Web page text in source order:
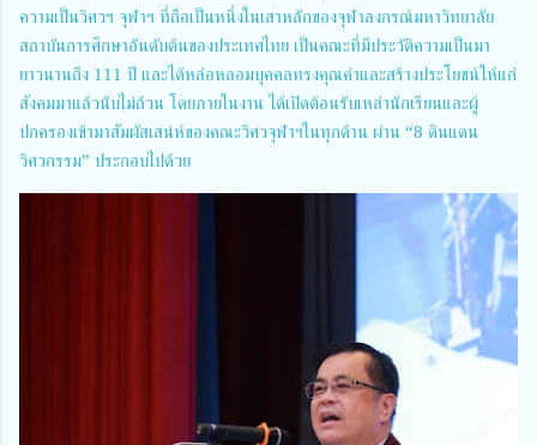
ความเป็นวิศวฯ จุฬาฯ ที่ถือเป็นหนึ่งในเสาหลักของจุฬาลงกรณ์มหาวิทยาลัย
สถาบันการศึกษาอันดับต้นของประเทศไทย เป็นคณะที่มีประวัติความเป็นมา
ยาวนานถึง 111 ปี และได้หล่อหลอมบุคคลทรงคุณค่าและสร้างประโยชน์ให้แก่
สังคมมาแล้วนับไม่ถ้วน โดยภายในงาน ได้เปิดต้อนรับเหล่านักเรียนและผู้
ปกครองเข้ามาสัมผัสเสน่ห์ของคณะวิศวจุฬาฯในทุกด้าน ผ่าน “8 ดินแดน
วิศวกรรม” ประกอบไปด้วย